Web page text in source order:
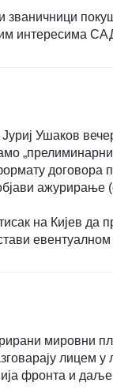
интересима
Ушаков
договора
на Кијев да
мировни
лицем у
фронта и